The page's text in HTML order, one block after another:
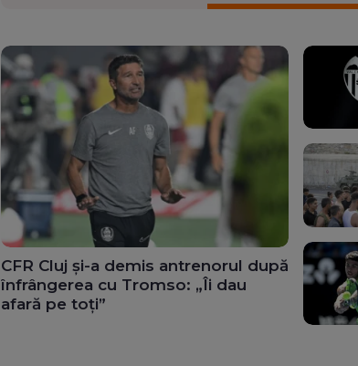
CFR Cluj și-a demis antrenorul după
înfrângerea cu Tromso: „Îi dau
afară pe toți”